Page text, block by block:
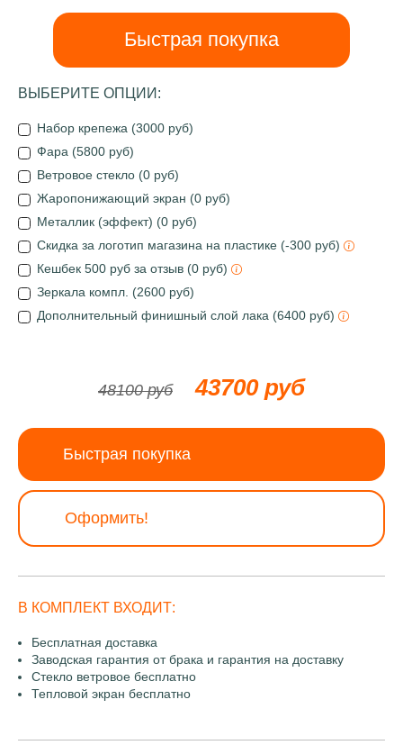
Быстрая покупка
ВЫБЕРИТЕ ОПЦИИ:
Набор крепежа (3000 руб)
Фара (5800 руб)
Ветровое стекло (0 руб)
Жаропонижающий экран (0 руб)
Металлик (эффект) (0 руб)
Скидка за логотип магазина на пластике (-300 руб)
Кешбек 500 руб за отзыв (0 руб)
Зеркала компл. (2600 руб)
Дополнительный финишный слой лака (6400 руб)
48100 руб 43700 руб
Быстрая покупка
Оформить!
В КОМПЛЕКТ ВХОДИТ:
Бесплатная доставка
Заводская гарантия от брака и гарантия на доставку
Стекло ветровое бесплатно
Тепловой экран бесплатно